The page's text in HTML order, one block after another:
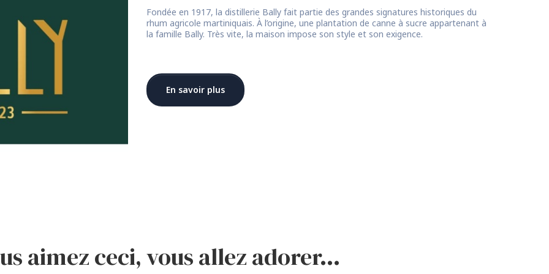
Fondée en 1917, la distillerie Bally fait partie des grandes signatures historiques du
rhum agricole martiniquais. À l’origine, une plantation de canne à sucre appartenant à
la famille Bally. Très vite, la maison impose son style et son exigence.
En savoir plus
aimez ceci, vous allez adorer…